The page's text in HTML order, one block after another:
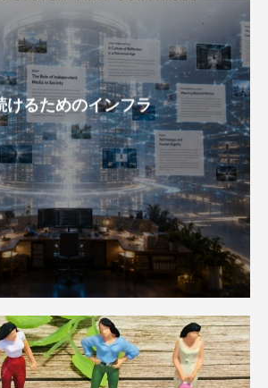
けるためのインフラ